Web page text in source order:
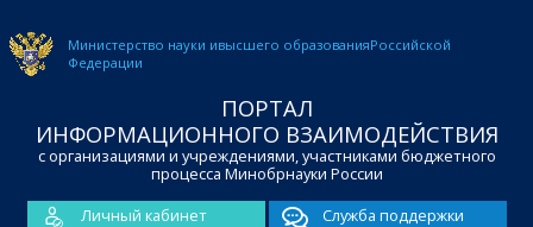
Министерство науки ивысшего образованияРоссийской
Федерации
ПОРТАЛ
ИНФОРМАЦИОННОГО ВЗАИМОДЕЙСТВИЯ
с организациями и учреждениями, участниками бюджетного
процесса Минобрнауки России
Личный кабинет
Служба поддержки